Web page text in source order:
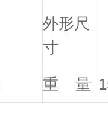
外形尺
寸
重 量 1